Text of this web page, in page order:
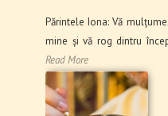
Părintele Iona: Vă
mine și vă rog dintru
Read More